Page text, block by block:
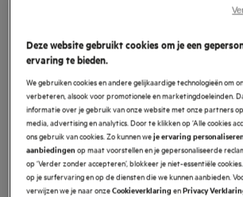
TK95II0FFB
6000 Flex Bridge -
inductiekookplaat, 90 cm
4.4 (20)
Productvoordelen
Verbind tot vier kooksegmenten met de 6000 Flex
Verbind vier kooksegmenten met Flex Bridge
PowerSlide® om snel van koken naar sudderen te
Deze website gebruikt cookies om je een
ervaring te bieden.
We gebruiken cookies en andere gelijkaardige technologieën om
verbeteren, alsook voor promotionele en marketingdoeleinden.
informatie over je gebruik van onze website met onze partners
media, advertising en analytics. Door te klikken op ‘Alle cookies
ons gebruik van cookies. Zo kunnen weje ervaring personaliseren
aanbiedingen op maat voorstellen en je gepersonaliseerde
op ‘Verder zonder accepteren’, blokkeer je niet-essentiële
op je surfervaring en op de diensten die we kunnen aanbieden.
verwijzen we je naar onzeCookieverklaringenPrivacy